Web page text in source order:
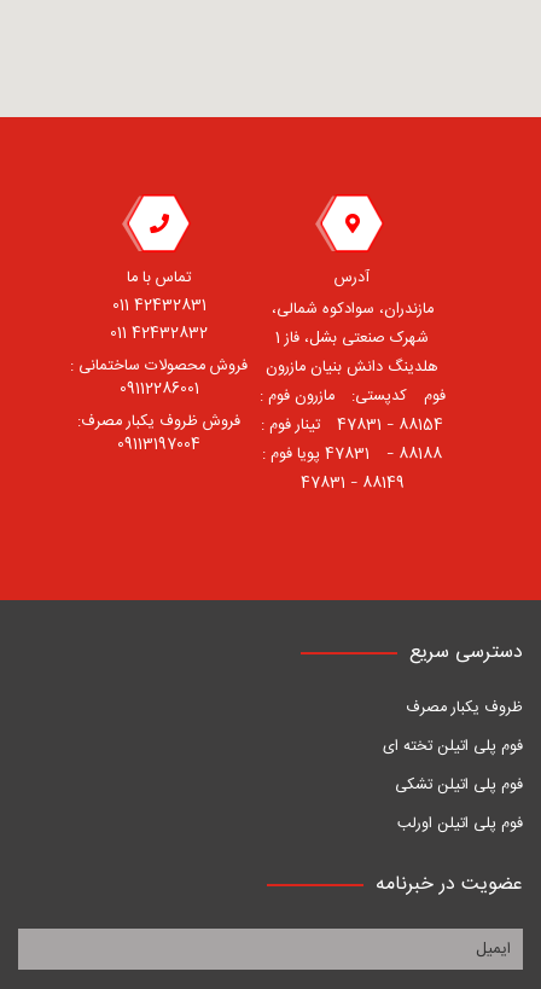
آدرس
مازندران، سوادکوه شمالی،
شهرک صنعتی بشل، فاز 1
هلدینگ دانش بنیان مازرون
فوم ⠀کدپستی: ⠀مازرون فوم :
88154 – 47831 ⠀تینار فوم :
88188 – 47831⠀ پویا فوم :
88149 – 47831
تماس با ما
42432831 011
42432832 011
فروش محصولات ساختمانی :
09112286001
فروش ظروف یکبار مصرف:
09113197004
دسترسی سریع
ظروف یکبار مصرف
فوم پلی اتیلن تخته ای
فوم پلی اتیلن تشکی
فوم پلی اتیلن اورلب
عضویت در خبرنامه